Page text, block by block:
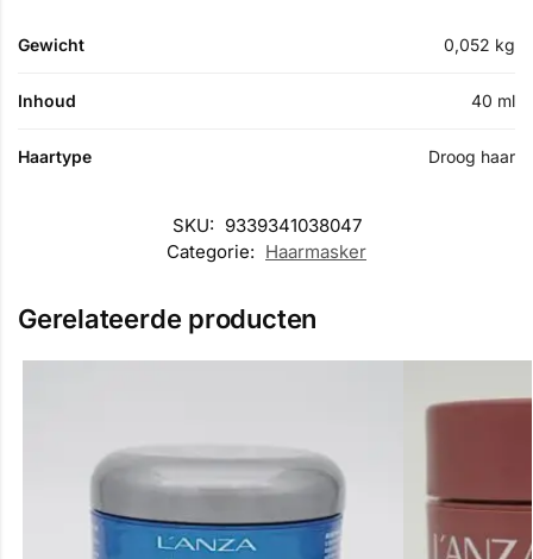
Gewicht 0,052 kg
Inhoud 40 ml
Haartype Droog haar
SKU: 9339341038047
Categorie: Haarmasker
Gerelateerde producten